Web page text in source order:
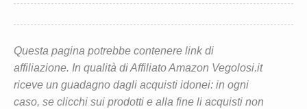
Questa pagina potrebbe contenere link di
affiliazione. In qualità di Affiliato Amazon Vegolosi.it
riceve un guadagno dagli acquisti idonei: in ogni
caso, se clicchi sui prodotti e alla fine li acquisti non